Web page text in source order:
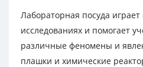
Лабораторная посуда
исследованиях и помогает
различные феномены и
плашки и химические